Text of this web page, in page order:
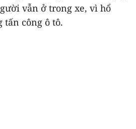
vẫn ở trong xe, vì hổ
công ô tô.